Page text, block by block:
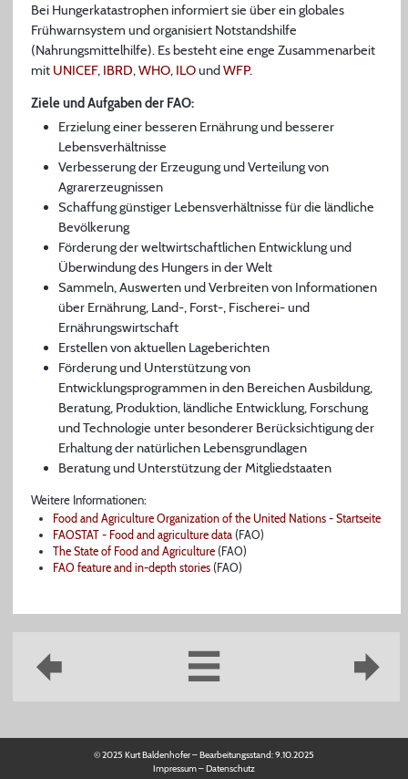
Bei Hungerkatastrophen informiert sie über ein globales
Frühwarnsystem und organisiert Notstandshilfe
(Nahrungsmittelhilfe). Es besteht eine enge Zusammenarbeit
mit UNICEF, IBRD, WHO, ILOundWFP.
Ziele und Aufgaben der FAO:
Erzielung einer besseren Ernährung und besserer
Lebensverhältnisse
Verbesserung der Erzeugung und Verteilung von
Agrarerzeugnissen
Schaffung günstiger Lebensverhältnisse für die ländliche
Bevölkerung
Förderung der weltwirtschaftlichen Entwicklung und
Überwindung des Hungers in der Welt
Sammeln, Auswerten und Verbreiten von Informationen
über Ernährung, Land-, Forst-, Fischerei- und
Ernährungswirtschaft
Erstellen von aktuellen Lageberichten
Förderung und Unterstützung von
Entwicklungsprogrammen in den Bereichen Ausbildung,
Beratung, Produktion, ländliche Entwicklung, Forschung
und Technologie unter besonderer Berücksichtigung der
Erhaltung der natürlichen Lebensgrundlagen
Beratung und Unterstützung der Mitgliedstaaten
Weitere Informationen:
Food and Agriculture Organization of the United Nations - Startseite
FAOSTAT - Food and agriculture data (FAO)
The State of Food and Agriculture (FAO)
FAO feature and in-depth stories (FAO)
© 2025 Kurt Baldenhofer – Bearbeitungsstand:9.10.2025
Impressum–Datenschutz